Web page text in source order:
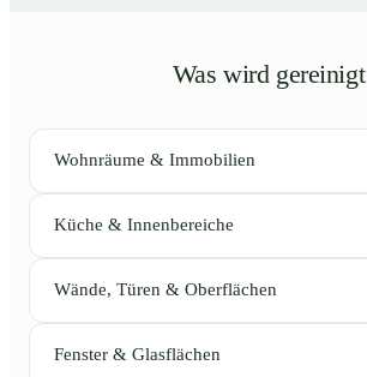
Was wird gereinigt
Wohnräume & Immobilien
Küche & Innenbereiche
Wände, Türen & Oberflächen
Fenster & Glasflächen